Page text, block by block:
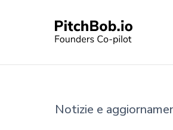
Notizie e